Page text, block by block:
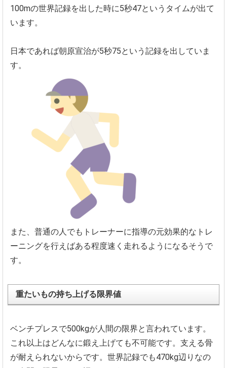
100mの世界記録を出した時に5秒47というタイムが出て
いま す。
日本であれば朝原宣治が5秒75という記録を出していま
す。
また、 普通の人でもトレーナーに指導の元効果的なトレ
ーニングを行えばある程度速く走れるようになるそうで
す。
重たいもの持ち上げる限界値
ベンチプレスで500kgが人間の限界と言われています。
これ以上はどんなに鍛え上げても不可能です。 支える骨
が耐えられないからです。 世界記録でも470kg辺りなの